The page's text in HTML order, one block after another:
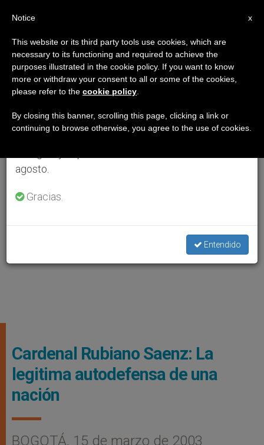
Cardenal Rubiano Saenz: La
legitima autodefensa de una
nación
BOGOTÁ, 15 de marzo de 2003
×
Aviso importante
Del 27 de julio al 7 de agosto haremos la pausa
anual, aprovechando que en el periodo de verano
se generan menos informaciones y también el
agosto.
Gracias.
Entendido
x
Notice
This website or its third party tools use cookies, which are
necessary to its functioning and required to achieve the
purposes illustrated in the cookie policy. If you want to know
more or withdraw your consent to all or some of the cookies,
please refer to the cookie policy
By closing this banner, scrolling this page, clicking a link or
continuing to browse otherwise, you agree to the use of cookies.